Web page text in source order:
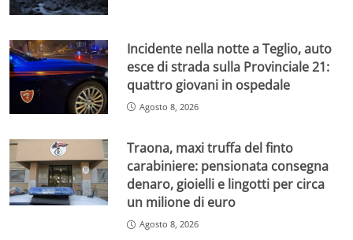
Incidente nella notte a Teglio, auto
esce di strada sulla Provinciale 21:
quattro giovani in ospedale
Agosto 8, 2026
Traona, maxi truffa del finto
carabiniere: pensionata consegna
denaro, gioielli e lingotti per circa
un milione di euro
Agosto 8, 2026